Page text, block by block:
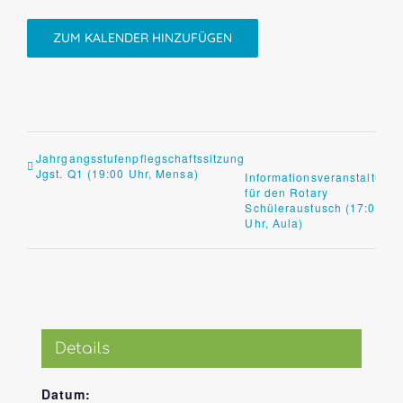
ZUM KALENDER HINZUFÜGEN
Jahrgangsstufenpflegschaftssitzung
Jgst. Q1 (19:00 Uhr, Mensa)
Informationsveranstaltung
für den Rotary
Schüleraustusch (17:00
Uhr, Aula)
Details
Datum: